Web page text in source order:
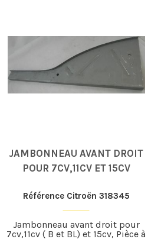
JAMBONNEAU AVANT DROIT
POUR 7CV,11CV ET 15CV
Référence Citroën 318345
Jambonneau avant droit pour
7cv,11cv ( B et BL) et 15cv, Pièce à